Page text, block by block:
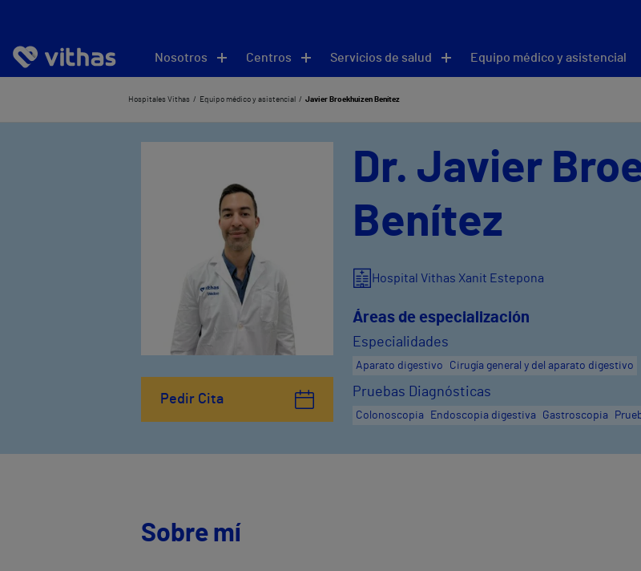
Nosotros Centros Servicios de salud Equipo médico y asistencial
Hospitales Vithas Equipo médico y asistencial Javier Broekhuizen Benítez
Pedir Cita
Dr. Javier
Benítez
Hospital Vithas Xanit Estepona
Áreas de especialización
Especialidades
Aparato digestivo Cirugía general y del aparato digestivo
Pruebas Diagnósticas
Colonoscopia Endoscopia digestiva Gastroscopia
Sobre mí